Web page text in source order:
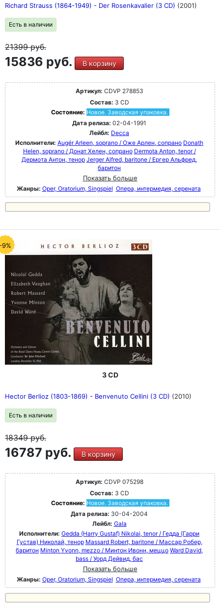
Richard Strauss (1864-1949) - Der Rosenkavalier (3 CD) (2001)
Есть в наличии
21399руб.
15836 руб. В корзину
Артикул: CDVP 278853
Состав: 3 CD
Состояние: Новое. Заводская упаковка.
Дата релиза: 02-04-1991
Лейбл: Decca
Исполнители: Augér Arleen, soprano / Оже Арлен, сопрано Donath
Helen, soprano / Донат Хелен, сопрано Dermota Anton, tenor /
Дермота Антон, тенор Jerger Alfred, baritone / Ергер Альфред,
баритон
Показать больше
Жанры: Oper, Oratorium, Singspiel Опера, интермедия, серената
9%
3 CD
Hector Berlioz (1803-1869) - Benvenuto Cellini (3 CD) (2010)
Есть в наличии
18349руб.
16787 руб. В корзину
Артикул: CDVP 075298
Состав: 3 CD
Состояние: Новое. Заводская упаковка.
Дата релиза: 30-04-2004
Лейбл: Gala
Исполнители: Gedda (Harry Gustaf) Nikolai, tenor / Гедда (Гарри
Густав) Николай, тенор Massard Robert, baritone / Массар Робер,
баритон Minton Yvonn, mezzo / Минтон Ивонн, меццо Ward David,
bass / Уорд Дейвид, бас
Показать больше
Жанры: Oper, Oratorium, Singspiel Опера, интермедия, серената